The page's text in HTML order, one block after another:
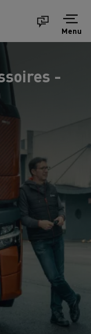
Menu
-